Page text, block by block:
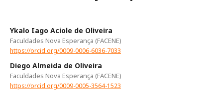
Ykalo Iago Aciole de Oliveira
Faculdades Nova Esperança (FACENE)
https://orcid.org/0009-0006-6036-7033
Diego Almeida de Oliveira
Faculdades Nova Esperança (FACENE)
https://orcid.org/0009-0005-3564-1523